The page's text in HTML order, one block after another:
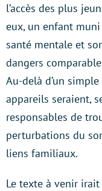
l’accès des plus
eux, un enfant muni
santé mentale et
dangers
Au-delà d’un
appareils seraient,
responsables de
perturbations du
liens familiaux.
Le texte à venir